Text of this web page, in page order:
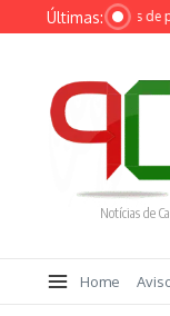
Ir para o conteúdo
Últimas:
por medidas de
Notícias de
Home